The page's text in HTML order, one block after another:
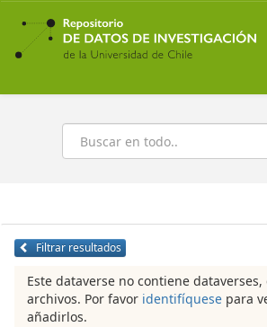
Ir
contenido
principal
Buscar
Filtrar resultados
Este dataverse no contiene
archivos. Por favor identifíquese para
añadirlos.